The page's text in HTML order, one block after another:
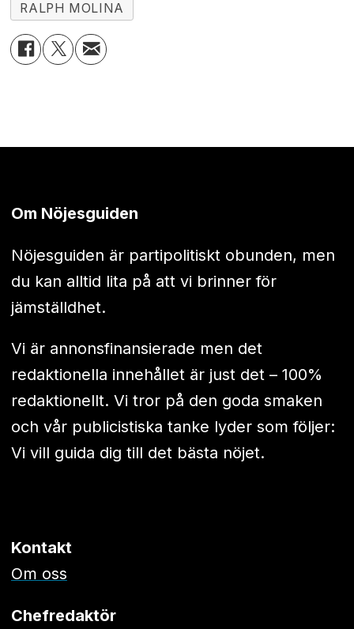
RALPH MOLINA
Om Nöjesguiden
Nöjesguiden är partipolitiskt obunden, men
du kan alltid lita på att vi brinner för
jämställdhet.
Vi är annonsfinansierade men det
redaktionella innehållet är just det – 100%
redaktionellt. Vi tror på den goda smaken
och vår publicistiska tanke lyder som följer:
Vi vill guida dig till det bästa nöjet.
Kontakt
Om oss
Chefredaktör